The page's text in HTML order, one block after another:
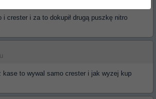
i crester i za to dokupił drugą puszkę nitro
to wywal samo crester i jak wyzej kup